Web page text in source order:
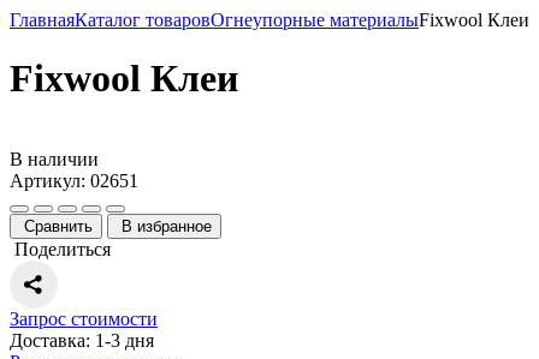
ГлавнаяКаталог товаровОгнеупорные материалыFixwool Клеи
Fixwool Клеи
В наличии
Артикул: 02651
Сравнить В избранное
Поделиться
Запрос стоимости
Доставка: 1-3 дня